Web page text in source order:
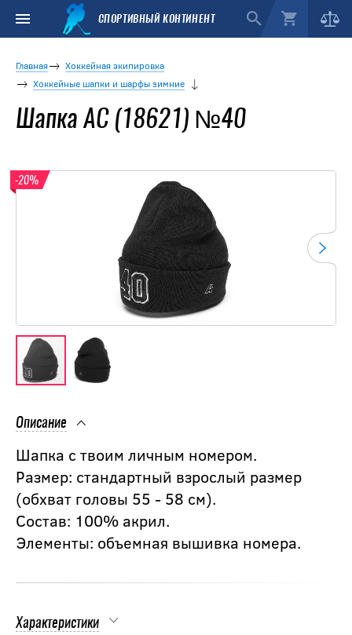
СПОРТИВНЫЙ КОНТИНЕНТ
Главная
Хоккейная экипировка
Хоккейные шапки и шарфы зимние
Шапка AC (18621) №40
-20%
Описание
Шапка с твоим личным номером.
Размер: стандартный взрослый размер
(обхват головы 55 - 58 см).
Состав: 100% акрил.
Элементы: объемная вышивка номера.
Характеристики